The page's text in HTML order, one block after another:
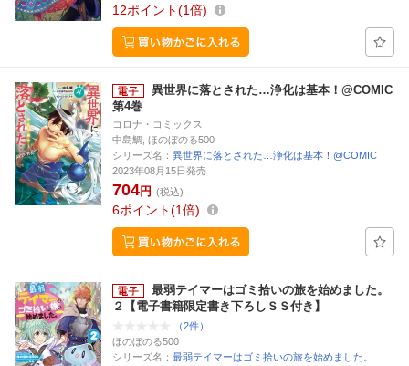
12ポイント 1倍
異世界に落とされた…浄化は基本！@COMIC
第4巻
コロナ・コミックス
中島鯛, ほのぼのる500
シリーズ名： 異世界に落とされた…浄化は基本！@COMIC
2023年08月15日発売
704円 (税込)
6ポイント 1倍
最弱テイマーはゴミ拾いの旅を始めました。
２【電子書籍限定書き下ろしＳＳ付き】
（2件）
ほのぼのる500
シリーズ名： 最弱テイマーはゴミ拾いの旅を始めました。